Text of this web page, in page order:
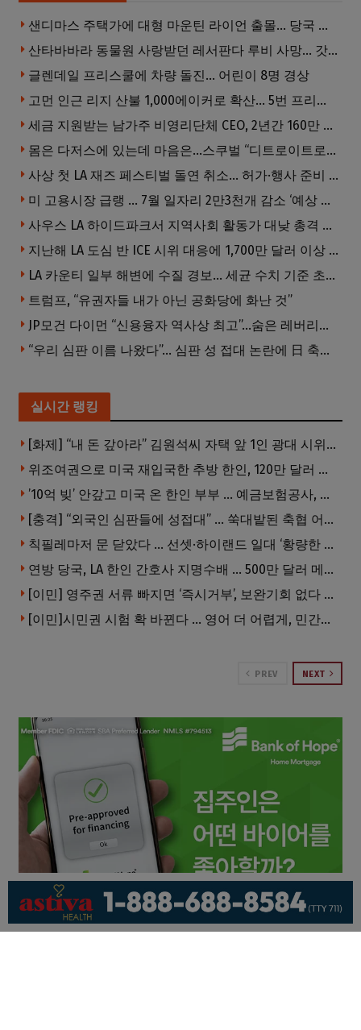
샌디마스 주택가에 대형 마운틴 라이언 출몰… 당국 긴급 대응, 주민 접근 자제 당부
산타바바라 동물원 사랑받던 레서판다 루비 사망… 갓 태어난 새끼 2마리 잃은 지 수주 만
글렌데일 프리스쿨에 차량 돌진… 어린이 8명 경상
고먼 인근 리지 산불 1,000에이커로 확산… 5번 프리웨이 양방향 전면 폐쇄
세금 지원받는 남가주 비영리단체 CEO, 2년간 160만 달러 이상 받아… 미사용 휴가수당만 수십만 달러
몸은 다저스에 있는데 마음은…스쿠벌 “디트로이트로 돌아가고파”
사상 첫 LA 재즈 페스티벌 돌연 취소… 허가·행사 준비 문제로 일정 변경
미 고용시장 급랭 … 7월 일자리 2만3천개 감소 ‘예상 밖 쇼크’
사우스 LA 하이드파크서 지역사회 활동가 대낮 총격 사망… 용의자 도주
지난해 LA 도심 반 ICE 시위 대응에 1,700만 달러 이상 지출… LAPD, 대규모 시위 대비 강화 필요
LA 카운티 일부 해변에 수질 경보… 세균 수치 기준 초과, 입수 자제 당부
트럼프, “유권자들 내가 아닌 공화당에 화난 것”
JP모건 다이먼 “신용융자 역사상 최고”…숨은 레버리지 경고
“우리 심판 이름 나왔다”… 심판 성 접대 논란에 日 축구계 발칵
실시간 랭킹
[화제] “내 돈 갚아라” 김원석씨 자택 앞 1인 광대 시위 … 한인 투자사, “108만 달러 못받아”
위조여권으로 미국 재입국한 추방 한인, 120만 달러 은행 사기 행각
’10억 빚’ 안갚고 미국 온 한인 부부 … 예금보험공사, 미국서 소송
[충격] “외국인 심판들에 성접대” … 쑥대밭된 축협 어디까지 추락하나
칙필레마저 문 닫았다 … 선셋·하이랜드 일대 ‘황량한 거리’로
연방 당국, LA 한인 간호사 지명수배 … 500만 달러 메디캐어 사기, 선고 직전 한국 도주
[이민] 영주권 서류 빠지면 ‘즉시거부’, 보완기회 없다 … 이민심사 8월부터 확 바뀐다
[이민]시민권 시험 확 바뀐다 … 영어 더 어렵게, 민간시험 도입 추진
PREV NEXT